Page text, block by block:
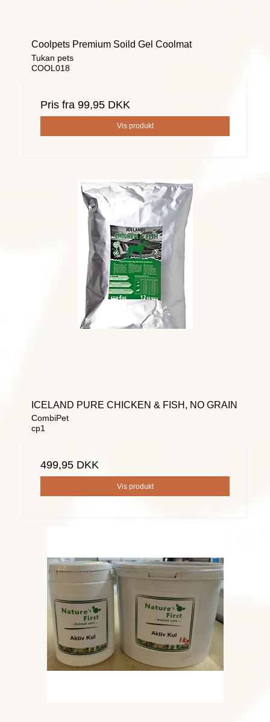
Coolpets Premium Soild Gel Coolmat
Tukan pets
COOL018
Pris fra 99,95 DKK
Vis produkt
ICELAND PURE CHICKEN & FISH, NO GRAIN
CombiPet
cp1
499,95 DKK
Vis produkt